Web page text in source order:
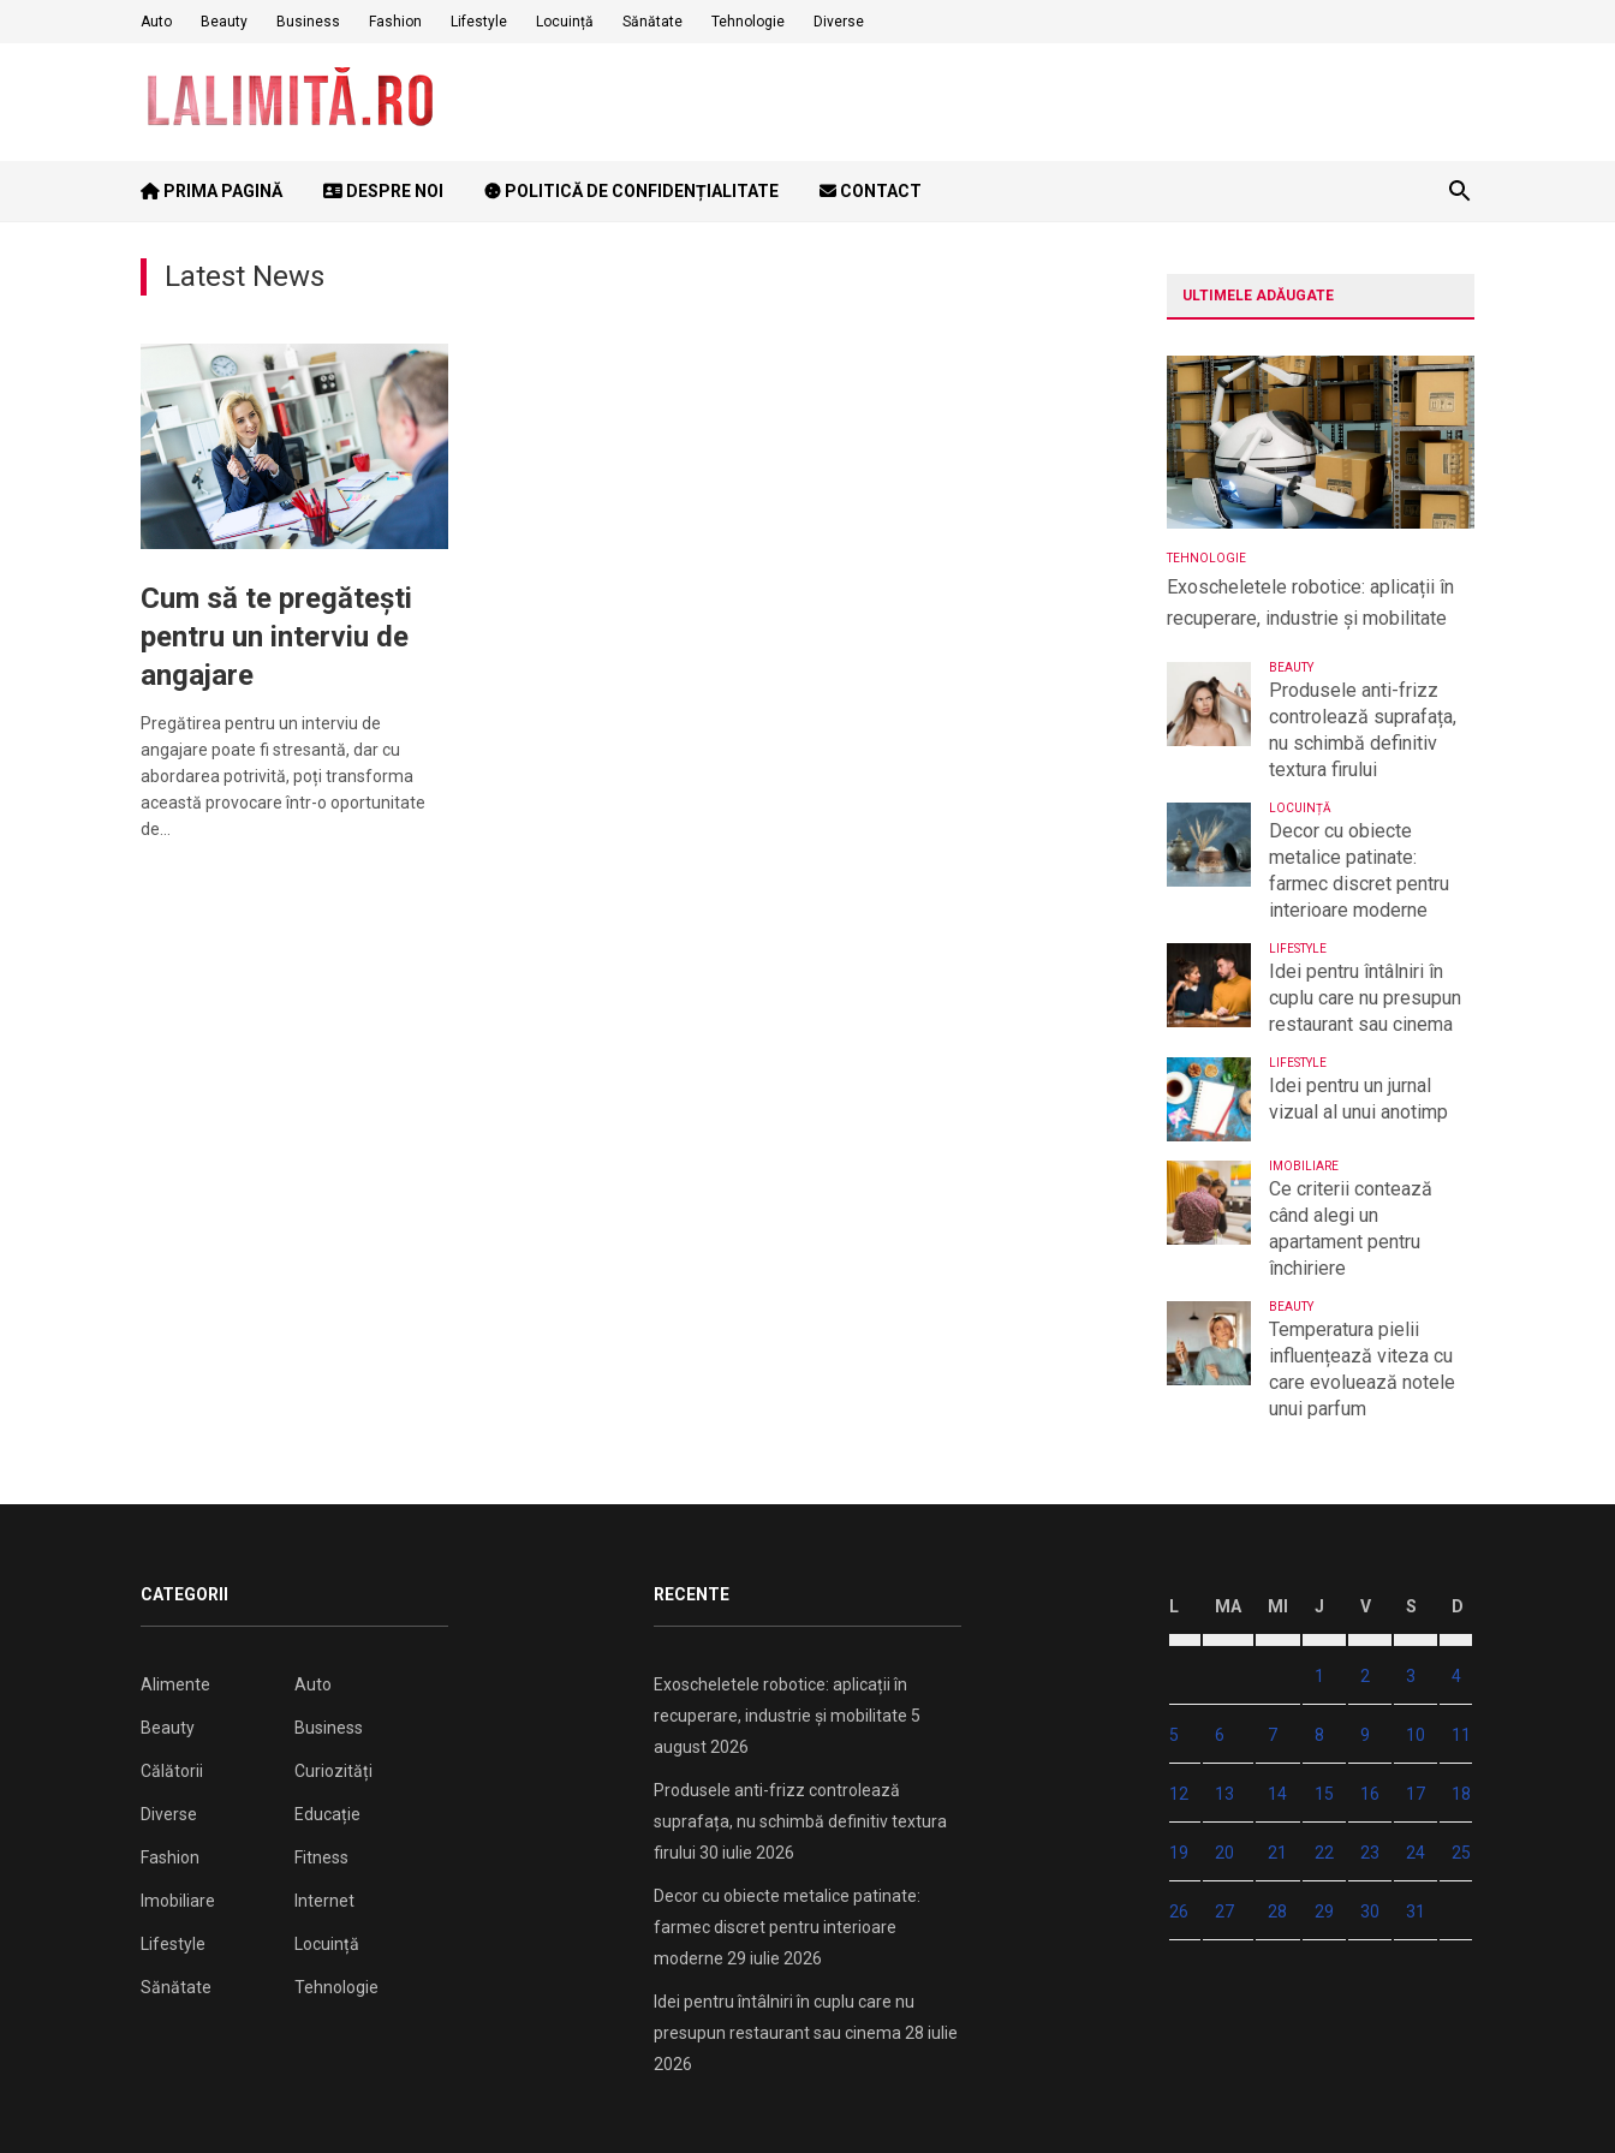
Auto Beauty Business Fashion Lifestyle Locuință Sănătate Tehnologie Diverse
PRIMA PAGINĂ DESPRE NOI POLITICĂ DE CONFIDENȚIALITATE CONTACT
Latest News
Cum să te pregătești
pentru un interviu de
angajare
Pregătirea pentru un interviu de
angajare poate fi stresantă, dar cu
abordarea potrivită, poți transforma
această provocare într-o oportunitate
de…
ULTIMELE ADĂUGATE
TEHNOLOGIE
Exoscheletele robotice: aplicații în
recuperare, industrie și mobilitate
BEAUTY
Produsele anti-frizz
controlează suprafața,
nu schimbă definitiv
textura firului
LOCUINȚĂ
Decor cu obiecte
metalice patinate:
farmec discret pentru
interioare moderne
LIFESTYLE
Idei pentru întâlniri în
cuplu care nu presupun
restaurant sau cinema
LIFESTYLE
Idei pentru un jurnal
vizual al unui anotimp
IMOBILIARE
Ce criterii contează
când alegi un
apartament pentru
închiriere
BEAUTY
Temperatura pielii
influențează viteza cu
care evoluează notele
unui parfum
CATEGORII
Alimente Auto
Beauty Business
Călătorii Curiozități
Diverse Educație
Fashion Fitness
Imobiliare Internet
Lifestyle Locuință
Sănătate Tehnologie
RECENTE
Exoscheletele robotice: aplicații în
recuperare, industrie și mobilitate 5
august 2026
Produsele anti-frizz controlează
suprafața, nu schimbă definitiv textura
firului 30 iulie 2026
Decor cu obiecte metalice patinate:
farmec discret pentru interioare
moderne 29 iulie 2026
Idei pentru întâlniri în cuplu care nu
presupun restaurant sau cinema28 iulie
2026
L MA MI J V S D
1 2 3 4
5 6 7 8 9 10 11
12 13 14 15 16 17 18
19 20 21 22 23 24 25
26 27 28 29 30 31